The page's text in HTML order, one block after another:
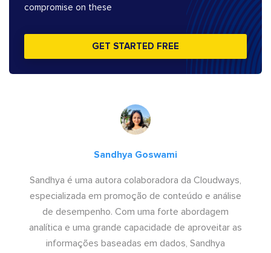
compromise on these
GET STARTED FREE
Sandhya Goswami
Sandhya é uma autora colaboradora da Cloudways,
especializada em promoção de conteúdo e análise
de desempenho. Com uma forte abordagem
analítica e uma grande capacidade de aproveitar as
informações baseadas em dados, Sandhya